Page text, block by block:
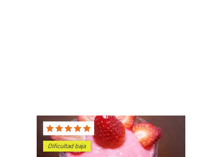
Dificultad baja